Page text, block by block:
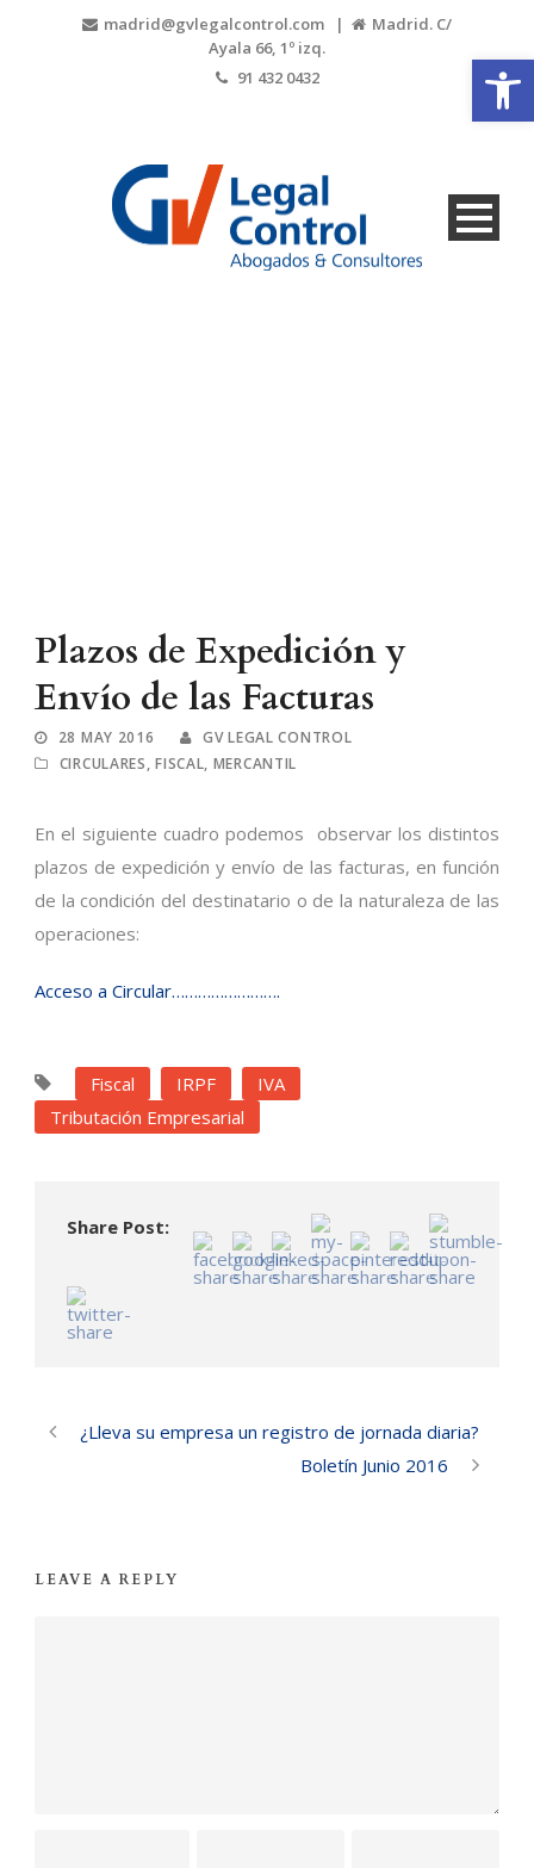
madrid@gvlegalcontrol.com |
Madrid. C/
Ayala 66, 1º izq.
91 432 0432
Plazos de Expedición y
Envío de las Facturas
28 MAY 2016
GV LEGAL CONTROL
CIRCULARES, FISCAL, MERCANTIL
En el siguiente cuadro podemos observar los distintos
plazos de expedición y envío de las facturas, en función
de la condición del destinatario o de la naturaleza de las
operaciones:
Acceso a Circular…………………….
Fiscal IRPF
IVA
Tributación Empresarial
Share Post:
¿Lleva su empresa un registro de jornada diaria?
Boletín Junio 2016
LEAVE A REPLY